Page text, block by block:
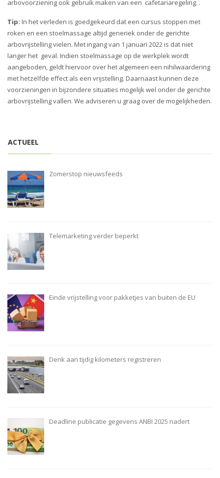
arbovoorziening ook gebruik maken van een cafetariaregeling. .
Tip: In het verleden is goedgekeurd dat een cursus stoppen met
roken en een stoelmassage altijd generiek onder de gerichte
arbovrijstelling vielen. Met ingang van 1 januari 2022 is dat niet
langer het geval. Indien stoelmassage op de werkplek wordt
aangeboden, geldt hiervoor over het algemeen een nihilwaardering
met hetzelfde effect als een vrijstelling. Daarnaast kunnen deze
voorzieningen in bijzondere situaties mogelijk wel onder de gerichte
arbovrijstelling vallen. We adviseren u graag over de mogelijkheden.
ACTUEEL
Zomerstop nieuwsfeeds
Telemarketing verder beperkt
Einde vrijstelling voor pakketjes van buiten de EU
Denk aan tijdig kilometers registreren
Deadline publicatie gegevens ANBI 2025 nadert